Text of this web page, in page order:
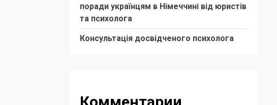
поради українцям в Німеччині від юристів
та психолога
Консультація досвідченого психолога